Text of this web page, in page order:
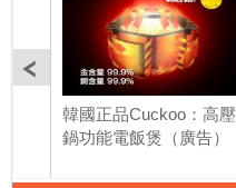
韓國正品Cuckoo：高壓
鍋功能電飯煲（廣告）